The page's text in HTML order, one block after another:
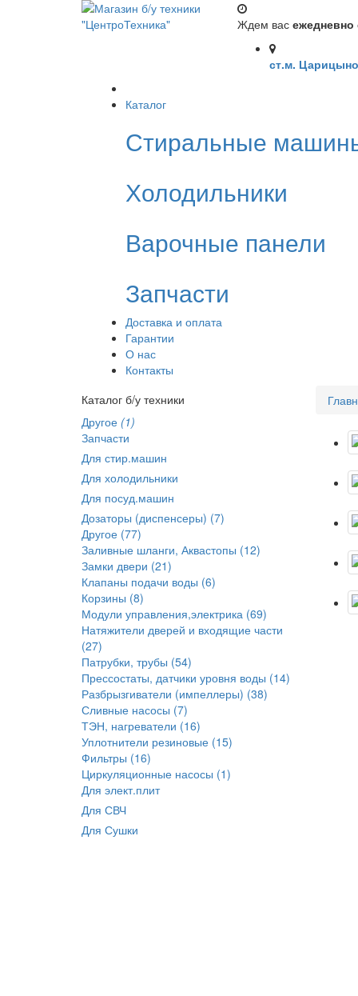
Ждем вас ежедневно
ст.м.
Каталог
Стиральные
Холодильники
Варочные панели
Запчасти
Доставка и оплата
Гарантии
О нас
Контакты
Каталог б/у техники
Другое (1)
Запчасти
Для стир.машин
Для холодильники
Для посуд.машин
Дозаторы (диспенсеры) (7)
Другое (77)
Заливные шланги, Аквастопы (12)
Замки двери (21)
Клапаны подачи воды (6)
Корзины (8)
Модули управления,электрика (69)
Натяжители дверей и входящие части
(27)
Патрубки, трубы (54)
Прессостаты, датчики уровня воды (14)
Разбрызгиватели (импеллеры) (38)
Сливные насосы (7)
ТЭН, нагреватели (16)
Уплотнители резиновые (15)
Фильтры (16)
Циркуляционные насосы (1)
Для элект.плит
Для СВЧ
Для Сушки